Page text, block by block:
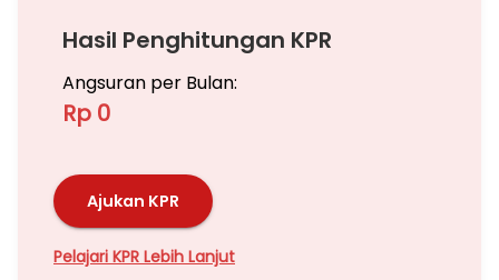
Hasil Penghitungan KPR
Angsuran per Bulan:
Rp 0
Ajukan KPR
Pelajari KPR Lebih Lanjut